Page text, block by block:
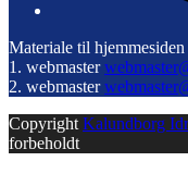
Materiale til hjemmesiden
1. webmaster
2. webmaster
Copyright Kalundborg
forbeholdt